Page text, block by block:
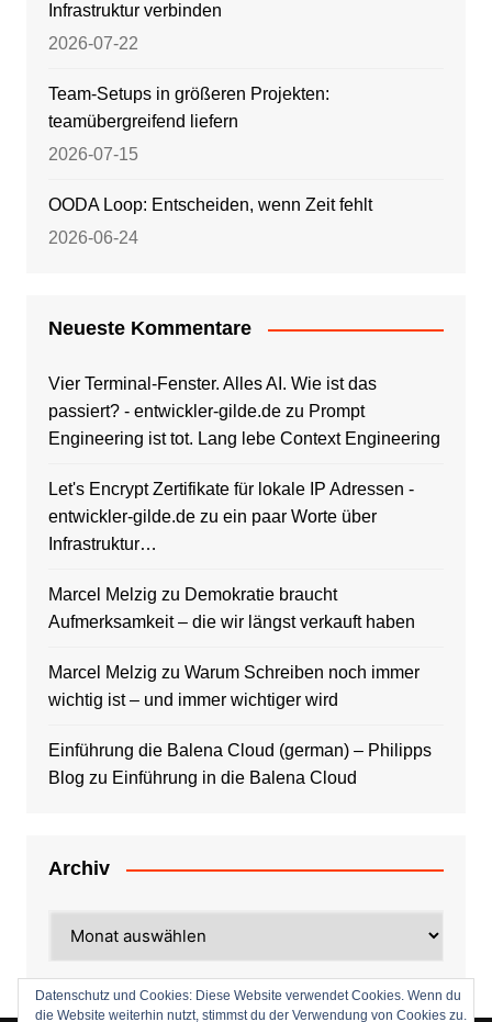
Infrastruktur verbinden
2026-07-22
Team-Setups in größeren Projekten:
teamübergreifend liefern
2026-07-15
OODA Loop: Entscheiden, wenn Zeit fehlt
2026-06-24
Neueste Kommentare
Vier Terminal-Fenster. Alles AI. Wie ist das
passiert? - entwickler-gilde.dezu Prompt
Engineering ist tot. Lang lebe Context Engineering
Let's Encrypt Zertifikate für lokale IP Adressen -
entwickler-gilde.dezu ein paar Worte über
Infrastruktur…
Marcel Melzig zu Demokratie braucht
Aufmerksamkeit – die wir längst verkauft haben
Marcel Melzig zu Warum Schreiben noch immer
wichtig ist – und immer wichtiger wird
Einführung die Balena Cloud (german) – Philipps
Blog zu Einführung in die Balena Cloud
Archiv
Datenschutz und Cookies: Diese Website verwendet Cookies. Wenn du
die Website weiterhin nutzt, stimmst du der Verwendung von Cookies zu.